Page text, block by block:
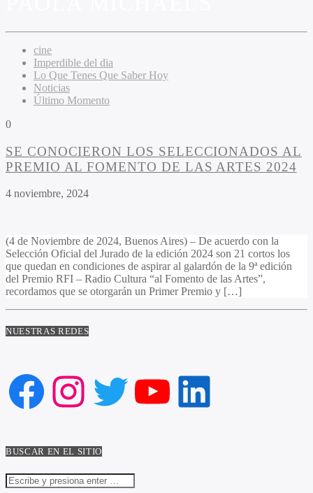
cine
Imperdible del dia
Lo Que Tenes Que Saber Hoy
Noticias
Último Momento
0
SE CONOCIERON LOS SELECCIONADOS AL
PREMIO AL FOMENTO DE LAS ARTES 2024
4 noviembre, 2024
(4 de Noviembre de 2024, Buenos Aires) – De acuerdo con la
Selección Oficial del Jurado de la edición 2024 son 21 cortos los
que quedan en condiciones de aspirar al galardón de la 9ª edición
del Premio RFI – Radio Cultura “al Fomento de las Artes”,
recordamos que se otorgarán un Primer Premio y […]
NUESTRAS REDES
Facebook
Instagram
Twitter
YouTube
LinkedIn
BUSCAR EN EL SITIO